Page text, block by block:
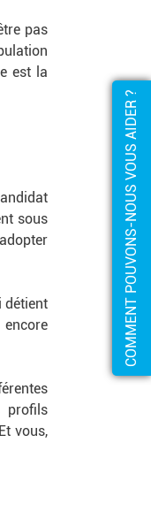
pas
est la
sous
détient
profils
vous,
COMMENT POUVONS-NOUS VOUS AIDER ?